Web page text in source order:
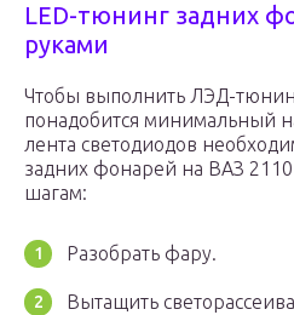
LED-тюнинг задних
руками
Чтобы выполнить ЛЭД-
понадобится минимальный
лента светодиодов
задних фонарей на ВАЗ
шагам:
Разобрать фару.
Вытащить